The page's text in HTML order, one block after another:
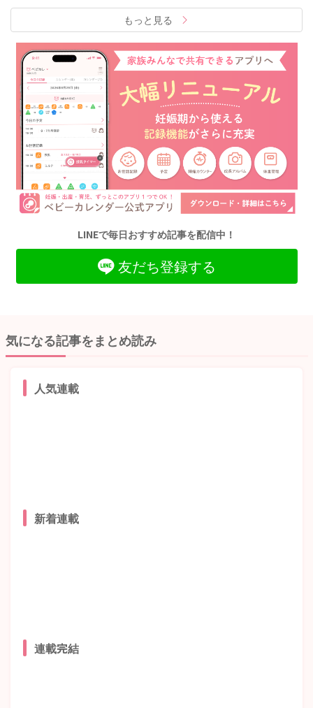
もっと見る
LINEで毎日おすすめ記事を配信中！
友だち登録する
気になる記事をまとめ読み
人気連載
新着連載
連載完結